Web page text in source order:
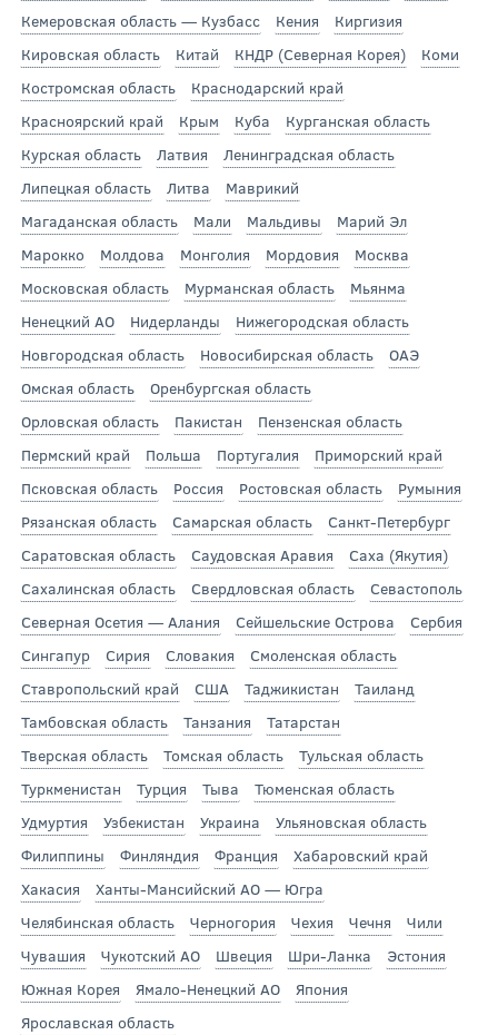
Кемеровская область — Кузбасс
Кения
Киргизия
Кировская область
Китай КНДР (Северная Корея)
Коми
Костромская область
Краснодарский край
Красноярский край
Крым Куба
Курганская область
Курская область
Латвия
Ленинградская область
Липецкая область
Литва
Маврикий
Магаданская область
Мали Мальдивы
Марий Эл
Марокко
Молдова Монголия Мордовия
Москва
Московская область
Мурманская область
Мьянма
Ненецкий АО
Нидерланды
Нижегородская область
Новгородская область
Новосибирская область
ОАЭ
Омская область
Оренбургская область
Орловская область
Пакистан
Пензенская область
Пермский край
Польша Португалия
Приморский край
Псковская область
Россия Ростовская область
Румыния
Рязанская область
Самарская область
Санкт-Петербург
Саратовская область
Саудовская Аравия
Саха (Якутия)
Сахалинская область
Свердловская область
Севастополь
Северная Осетия — Алания
Сейшельские Острова
Сербия
Сингапур
Сирия Словакия
Смоленская область
Ставропольский край
США Таджикистан
Таиланд
Тамбовская область
Танзания
Татарстан
Тверская область
Томская область
Тульская область
Туркменистан
Турция Тыва
Тюменская область
Удмуртия
Узбекистан Украина
Ульяновская область
Филиппины
Финляндия Франция
Хабаровский край
Хакасия
Ханты-Мансийский АО — Югра
Челябинская область
Черногория Чехия Чечня
Чили
Чувашия
Чукотский АО Швеция Шри-Ланка
Эстония
Южная Корея
Ямало-Ненецкий АО
Япония
Ярославская область